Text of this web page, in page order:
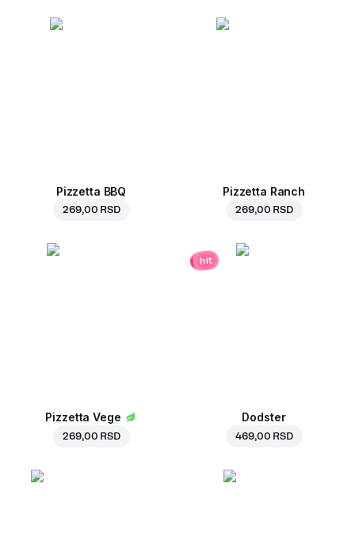
Pizzetta BBQ
269,00 RSD
Pizzetta Ranch
269,00 RSD
Pizzetta Vege
269,00 RSD
hit
Dodster
469,00 RSD